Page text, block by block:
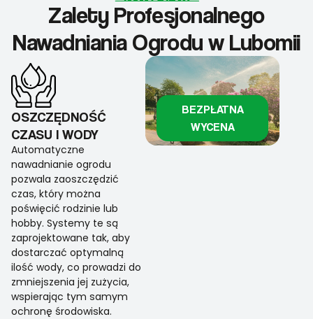
Zalety Profesjonalnego
Nawadniania Ogrodu w Lubomii
OSZCZĘDNOŚĆ
CZASU I WODY
Automatyczne
nawadnianie ogrodu
pozwala zaoszczędzić
czas, który można
poświęcić rodzinie lub
hobby. Systemy te są
zaprojektowane tak, aby
dostarczać optymalną
ilość wody, co prowadzi do
zmniejszenia jej zużycia,
wspierając tym samym
ochronę środowiska.
BEZPŁATNA
WYCENA